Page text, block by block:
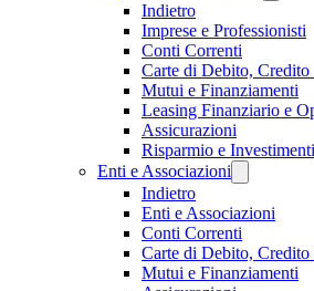
Indietro
Imprese e Professionisti
Conti Correnti
Carte di Debito, Credito
Mutui e Finanziamenti
Leasing Finanziario e
Assicurazioni
Risparmio e Investimenti
Enti e Associazioni
Indietro
Enti e Associazioni
Conti Correnti
Carte di Debito, Credito
Mutui e Finanziamenti